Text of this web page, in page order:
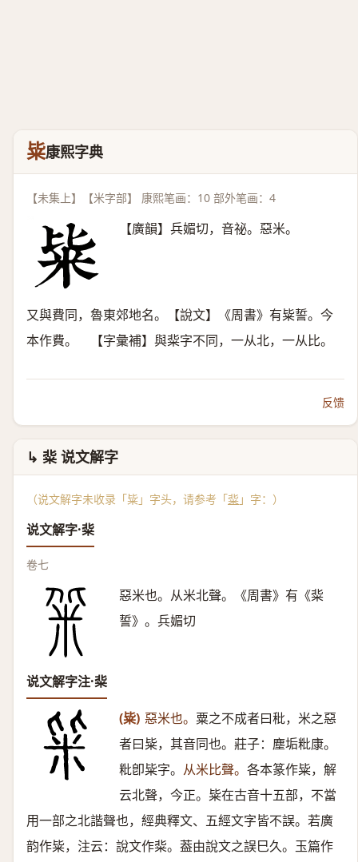
粊康熙字典
【未集上】【米字部】 康熙笔画：10 部外笔画：4
【廣韻】兵媚切，音祕。惡米。
又與費同，魯東郊地名。【說文】《周書》有粊誓。今
本作費。 【字彙補】與䉾字不同，一从北，一从比。
反馈
↳ 䉾 说文解字
（说文解字未收录「粊」字头，请参考「䉾 」字：）
说文解字·䉾
卷七
惡米也。从米北聲。《周書》有《䉾
誓》。兵媚切
说文解字注·䉾
(粊) 惡米也。 粟之不成者曰秕，米之惡
者曰粊，其音同也。莊子：塵垢粃康。
粃卽粊字。 从米比聲。 各本篆作粊，解
云北聲，今正。粊在古音十五部，不當
用一部之北諧聲也，經典釋文、五經文字皆不誤。若廣
韵作粊，注云：說文作䉾。葢由說文之誤巳久。玉篇作